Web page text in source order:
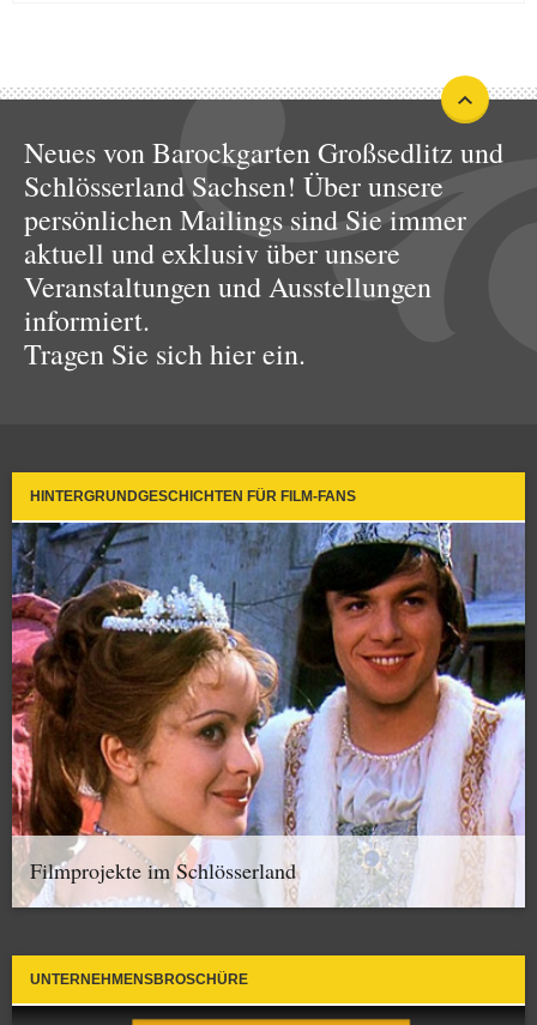
Neues von Barockgarten Großsedlitz und
Schlösserland Sachsen! Über unsere
persönlichen Mailings sind Sie immer
aktuell und exklusiv über unsere
Veranstaltungen und Ausstellungen
informiert.
Tragen Sie sich hier ein.
HINTERGRUNDGESCHICHTEN FÜR FILM-FANS
Filmprojekte im Schlösserland
UNTERNEHMENSBROSCHÜRE